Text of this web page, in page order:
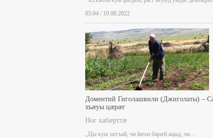
05:04 / 19.08.2022
Доментий Гиголашвили (Джиголаты) –
хъæуы цæрæг
Ног хабæрттæ
,,Цы куы зæгъай, чи йæхи барæй ацыд, чи…